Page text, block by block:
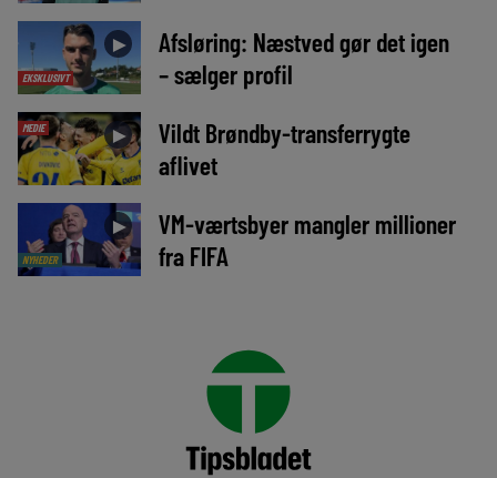
EKSKLUSIVT
►
Afsløring: Næstved gør det igen
– sælger profil
MEDIE ►
Vildt Brøndby-transferrygte
aflivet
NYHEDER
►
VM-værtsbyer mangler millioner
fra FIFA